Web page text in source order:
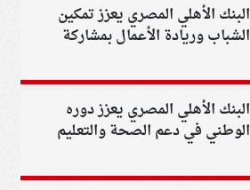
البنك الأهلي المصري يعزز تمكين
الشباب وريادة الأعمال بمشاركة
البنك الأهلي المصري يعزز دوره
الوطني في دعم الصحة والتعليم
وتمكين المواطنين